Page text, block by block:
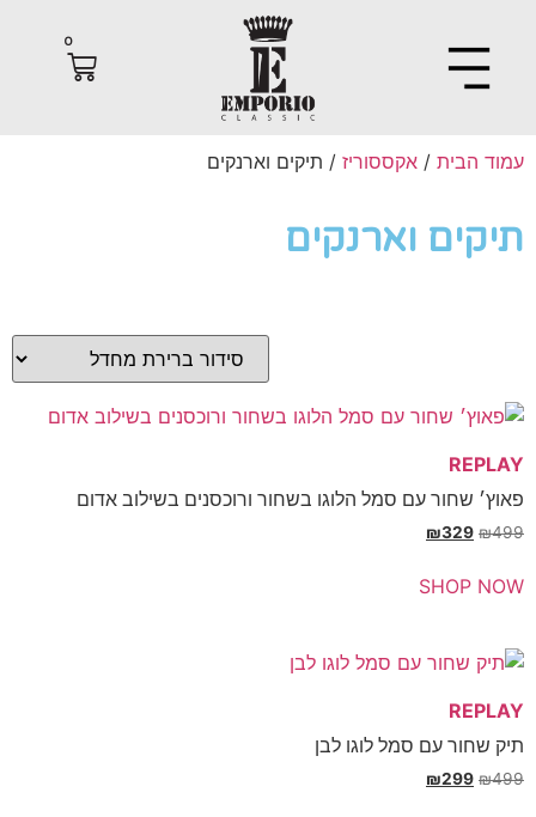
הבית /אקססוריז/ תיקים וארנקים
וארנקים
שחור עם סמל הלוגו בשחור ורוכסנים בשילוב אדום
₪
₪329
SHOP
עם סמל לוגו לבן
₪
₪299